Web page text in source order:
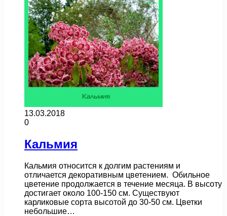
13.03.2018
0
Кальмия
Кальмия относится к долгим растениям и
отличается декоративным цветением. Обильное
цветение продолжается в течение месяца. В высоту
достигает около 100-150 см. Существуют
карликовые сорта высотой до 30-50 см. Цветки
небольшие…